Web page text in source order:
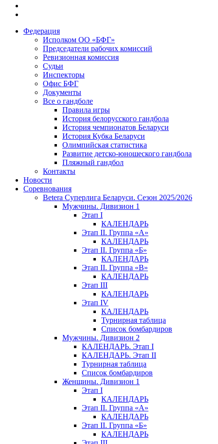
Федерация
Исполком ОО «БФГ»
Председатели рабочих комиссий
Ревизионная комиссия
Судьи
Инспекторы
Офис БФГ
Документы
Все о гандболе
Правила игры
История белорусского гандбола
История чемпионатов Беларуси
История Кубка Беларуси
Олимпийская статистика
Развитие детско-юношеского гандбола
Пляжный гандбол
Контакты
Новости
Соревнования
Betera Суперлига Беларуси. Сезон 2025/2026
Мужчины. Дивизион 1
Этап I
КАЛЕНДАРЬ
Этап II. Группа «А»
КАЛЕНДАРЬ
Этап II. Группа «Б»
КАЛЕНДАРЬ
Этап II. Группа «В»
КАЛЕНДАРЬ
Этап III
КАЛЕНДАРЬ
Этап IV
КАЛЕНДАРЬ
Турнирная таблица
Список бомбардиров
Мужчины. Дивизион 2
КАЛЕНДАРЬ. Этап I
КАЛЕНДАРЬ. Этап II
Турнирная таблица
Список бомбардиров
Женщины. Дивизион 1
Этап I
КАЛЕНДАРЬ
Этап II. Группа «А»
КАЛЕНДАРЬ
Этап II. Группа «Б»
КАЛЕНДАРЬ